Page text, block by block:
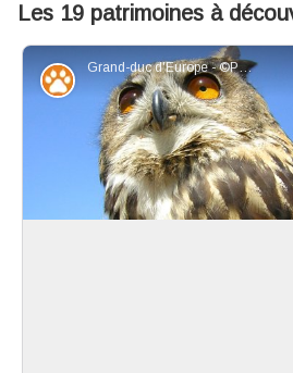
Les 19 patrimoines à
Grand-duc d'Europe - ©PNR Luberon
Faune